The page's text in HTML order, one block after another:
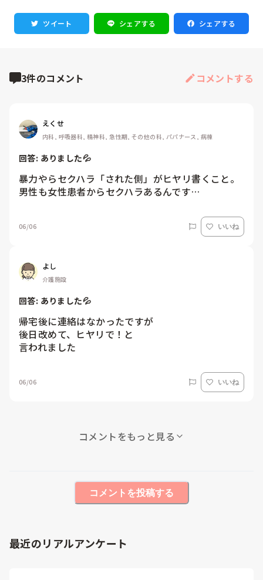
ツイート シェアする シェアする
3件のコメント コメントする
えくせ
内科, 呼吸器科, 精神科, 急性期, その他の科, パパナース, 病棟
回答: ありました💦
暴力やらセクハラ「された側」がヒヤリ書くこと。
男性も女性患者からセクハラあるんです…
06/06 いいね
よし
介護施設
回答: ありました💦
帰宅後に連絡はなかったですが
後日改めて、ヒヤリで！と
言われました
06/06 いいね
コメントをもっと見る
コメントを投稿する
最近のリアルアンケート